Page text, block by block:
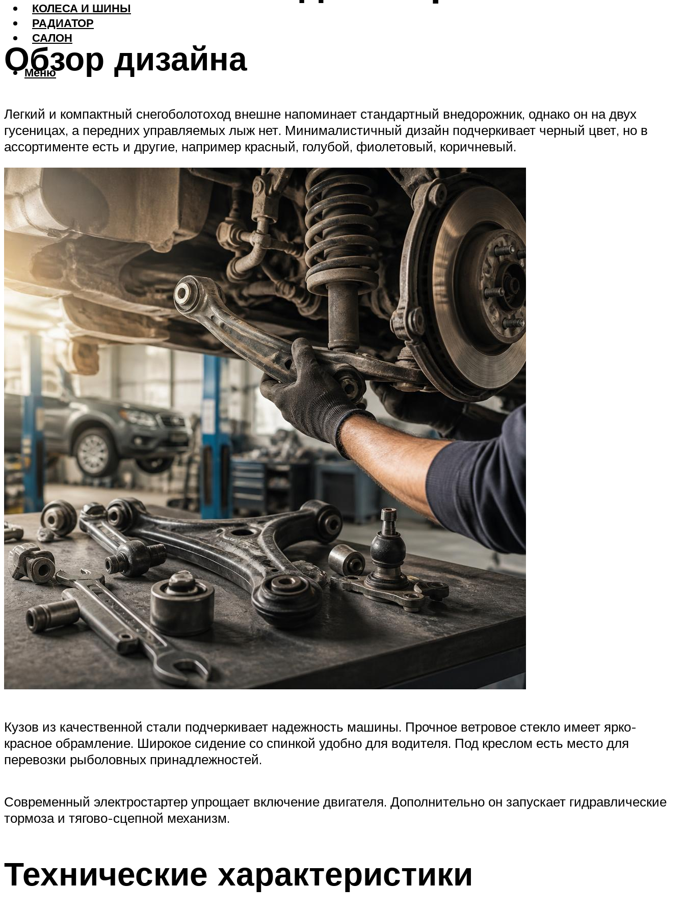
КОЛЕСА И ШИНЫ
РАДИАТОР
САЛОН
Меню
Обзор дизайна
Легкий и компактный снегоболотоход внешне напоминает стандартный внедорожник, однако он на двух
гусеницах, а передних управляемых лыж нет. Минималистичный дизайн подчеркивает черный цвет, но в
ассортименте есть и другие, например красный, голубой, фиолетовый, коричневый.
Кузов из качественной стали подчеркивает надежность машины. Прочное ветровое стекло имеет ярко-
красное обрамление. Широкое сидение со спинкой удобно для водителя. Под креслом есть место для
перевозки рыболовных принадлежностей.
Современный электростартер упрощает включение двигателя. Дополнительно он запускает гидравлические
тормоза и тягово-сцепной механизм.
Технические характеристики